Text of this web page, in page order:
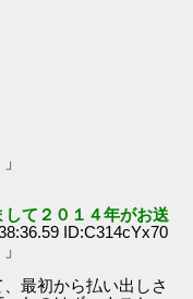
て２０１４年がお送
ID:C314cYx70
最初から払い出しさ